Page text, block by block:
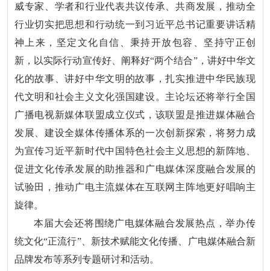
威专家、学者和行业代表共议传承、共商发展，推动全
行业切实把思想和行动统一到习近平总书记重要讲话精
神上来，坚定文化自信、秉持开放包容、坚持守正创
新，以实际行动宣传好、阐释好“两个结合”，讲好中华文
化的故事、讲好中华文明的故事，扎实推进中华民族现
代文明和社会主义文化强国建设。主论坛还将举行全国
广播电视新媒体联盟成立仪式，该联盟是推进媒体融合
发展、建设全媒体传播体系的一次创新探索，将努力成
为宣传习近平新时代中国特色社会主义思想的新阵地、
促进文化传承发展的助推器和广电媒体深度融合发展的
试验田，推动广电主流媒体在互联网主阵地更好唱响主
旋律。
本届大会还将围绕广电媒体融合发展热点，举办传
统文化“正流行”、新技术赋能文化传播、广电媒体融合新
品牌发布等系列专题研讨和活动。